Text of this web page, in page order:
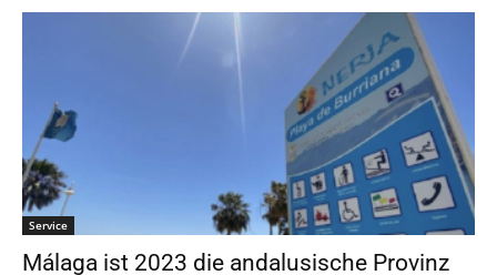
Service
Málaga ist 2023 die andalusische Provinz